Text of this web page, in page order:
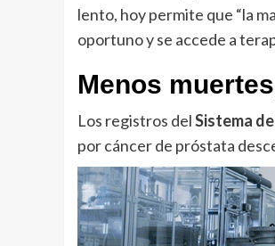
lento, hoy permite que “la
oportuno y se accede a
Menos
Los registros delSistema
por cáncer de próstata